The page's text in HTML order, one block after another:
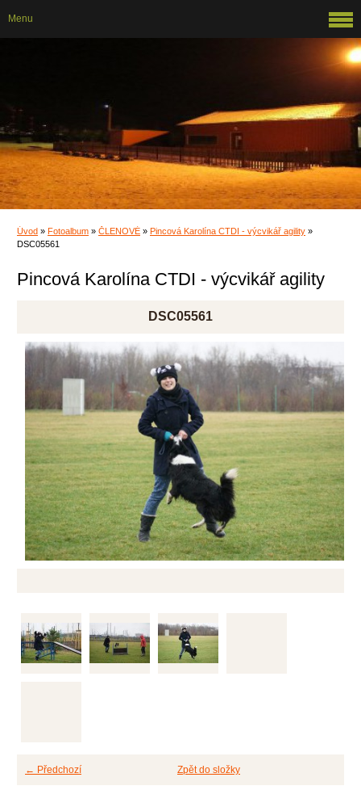
Úvod » Fotoalbum » ČLENOVÉ » Pincová Karolína CTDI - výcvikář agility »
DSC05561
Pincová Karolína CTDI - výcvikář agility
DSC05561
← Předchozí Zpět do složky
Menu